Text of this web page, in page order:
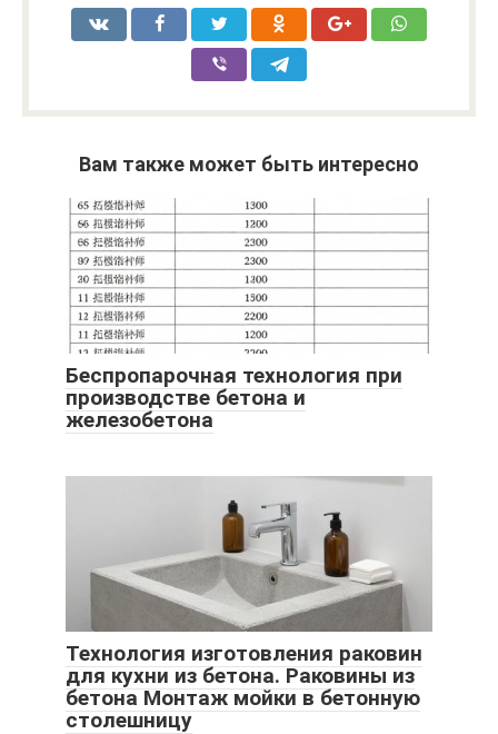
Вам также может быть интересно
Беспропарочная технология при
производстве бетона и
железобетона
Технология изготовления раковин
для кухни из бетона. Раковины из
бетона Монтаж мойки в бетонную
столешницу